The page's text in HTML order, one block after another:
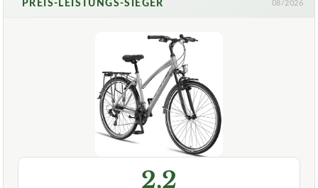
PREIS-LEISTUNGS-SIEGER 08/2026
2,2